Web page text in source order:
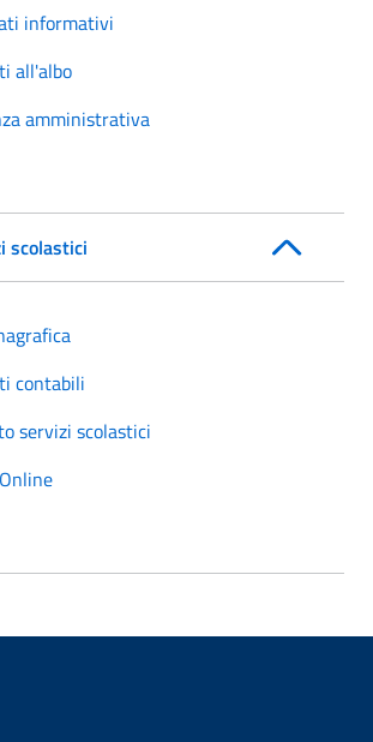
informativi
all'albo
amministrativa
scolastici
contabili
servizi scolastici